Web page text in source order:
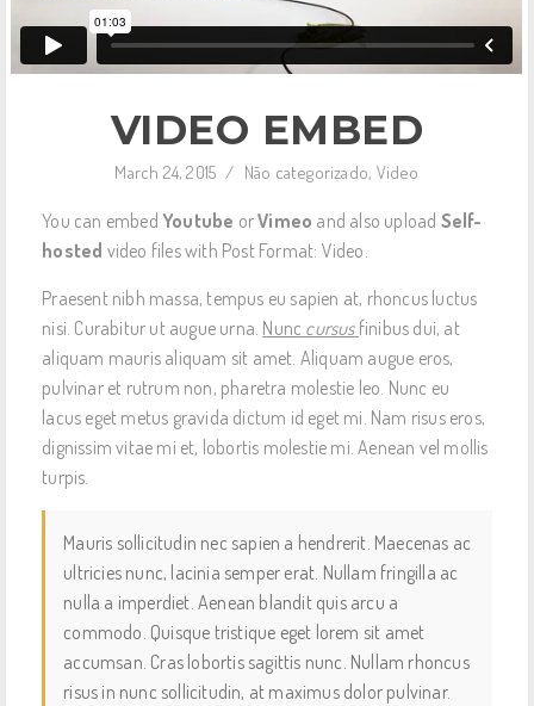
VIDEO EMBED
March 24, 2015 / Não categorizado, Video
You can embed Youtube orVimeo and also upload Self-
hosted video files with Post Format: Video.
Praesent nibh massa, tempus eu sapien at, rhoncus luctus
nisi. Curabitur ut augue urna. Nunc cursus finibus dui, at
aliquam mauris aliquam sit amet. Aliquam augue eros,
pulvinar et rutrum non, pharetra molestie leo. Nunc eu
lacus eget metus gravida dictum id eget mi. Nam risus eros,
dignissim vitae mi et, lobortis molestie mi. Aenean vel mollis
turpis.
Mauris sollicitudin nec sapien a hendrerit. Maecenas ac
ultricies nunc, lacinia semper erat. Nullam fringilla ac
nulla a imperdiet. Aenean blandit quis arcu a
commodo. Quisque tristique eget lorem sit amet
accumsan. Cras lobortis sagittis nunc. Nullam rhoncus
risus in nunc sollicitudin, at maximus dolor pulvinar.